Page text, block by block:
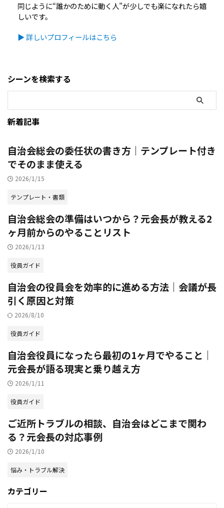
同じように“誰かのために動く人”が少しでも楽になれたら嬉
しいです。
▶ 詳しいプロフィールはこちら
シーンを検索する
新着記事
自治会総会の委任状の書き方｜テンプレート付き
でそのまま使える
2026/1/15
テンプレート・書類
自治会総会の準備はいつから？元会長が教える2
ヶ月前からのやることリスト
2026/1/13
役員ガイド
自治会の役員会を効率的に進める方法｜会議が長
引く原因と対策
2026/8/10
役員ガイド
自治会役員になったら最初の1ヶ月でやること｜
元会長が語る現実と乗り越え方
2026/1/11
役員ガイド
ご近所トラブルの相談、自治会はどこまで関わ
る？元会長の対応事例
2026/1/10
悩み・トラブル解決
カテゴリー